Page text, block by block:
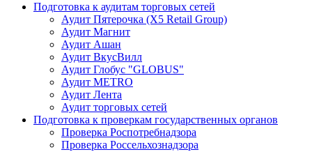
Подготовка к аудитам торговых сетей
Аудит Пятерочка (X5 Retail Group)
Аудит Магнит
Аудит Ашан
Аудит ВкусВилл
Аудит Глобус "GLOBUS"
Аудит METRO
Аудит Лента
Аудит торговых сетей
Подготовка к проверкам государственных органов
Проверка Роспотребнадзора
Проверка Россельхознадзора